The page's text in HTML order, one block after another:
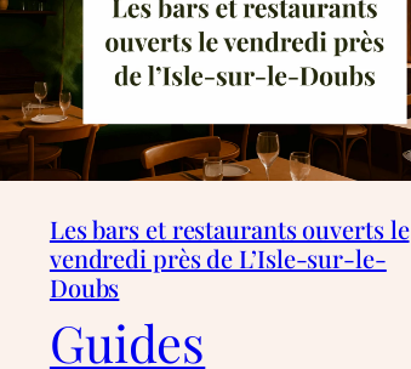
Les bars et restaurants ouverts le
vendredi près de L’Isle-sur-le-
Doubs
Guides